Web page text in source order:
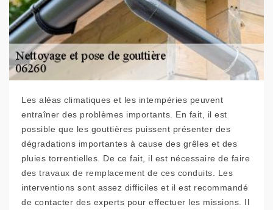
Les aléas climatiques et les intempéries peuvent
entraîner des problèmes importants. En fait, il est
possible que les gouttières puissent présenter des
dégradations importantes à cause des grêles et des
pluies torrentielles. De ce fait, il est nécessaire de faire
des travaux de remplacement de ces conduits. Les
interventions sont assez difficiles et il est recommandé
de contacter des experts pour effectuer les missions. Il